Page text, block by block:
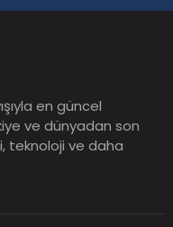
en güncel
ve dünyadan son
teknoloji ve daha